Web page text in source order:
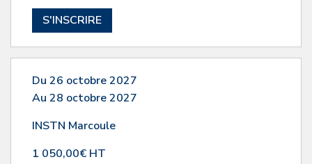
S'INSCRIRE
Du 26 octobre 2027
Au 28 octobre 2027
INSTN Marcoule
1 050,00€ HT